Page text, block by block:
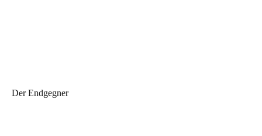
Der Endgegner